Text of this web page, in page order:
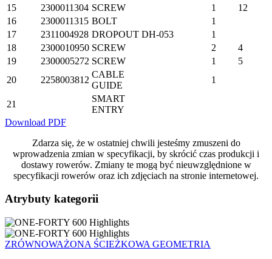
15
2300011304 SCREW 1
12
16
2300011315 BOLT
1
17
2311004928 DROPOUT DH-053
1
18
2300010950 SCREW 2
4
19
2300005272 SCREW 1
5
20
2258003812
CABLE
GUIDE
1
21
SMART
ENTRY
Download PDF
Zdarza się, że w ostatniej chwili jesteśmy zmuszeni do
wprowadzenia zmian w specyfikacji, by skrócić czas produkcji i
dostawy rowerów. Zmiany te mogą być nieuwzględnione w
specyfikacji rowerów oraz ich zdjęciach na stronie internetowej.
Atrybuty kategorii
ZRÓWNOWAŻONA ŚCIEŻKOWA GEOMETRIA